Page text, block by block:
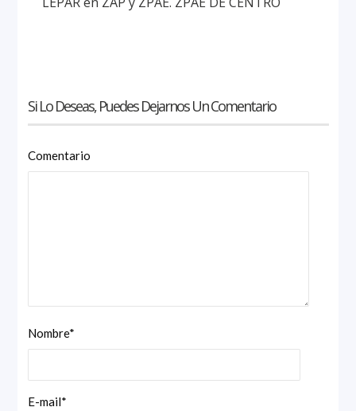
Si Lo Deseas, Puedes Dejarnos Un Comentario
Comentario
Nombre*
E-mail*